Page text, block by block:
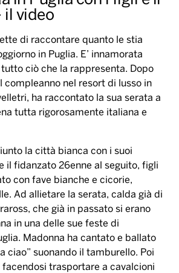
il video
di raccontare quanto le stia
in Puglia. E’ innamorata
ciò che la rappresenta. Dopo
compleanno nel resort di lusso in
ha raccontato la sua serata a
tutta rigorosamente italiana e
la città bianca con i suoi
il fidanzato 26enne al seguito, figli
con fave bianche e cicorie,
Ad allietare la serata, calda già di
che già in passato si erano
in una delle sue feste di
Madonna ha cantato e ballato
ciao” suonando il tamburello. Poi
facendosi trasportare a cavalcioni